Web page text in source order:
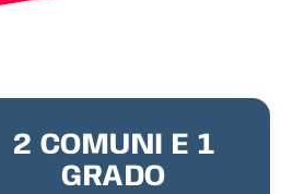
2 COMUNI E 1
GRADO